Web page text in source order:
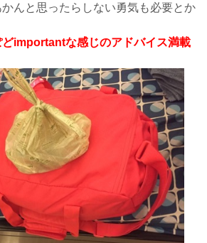
んと思ったらしない勇気も必要とか
importantな感じのアドバイス満載